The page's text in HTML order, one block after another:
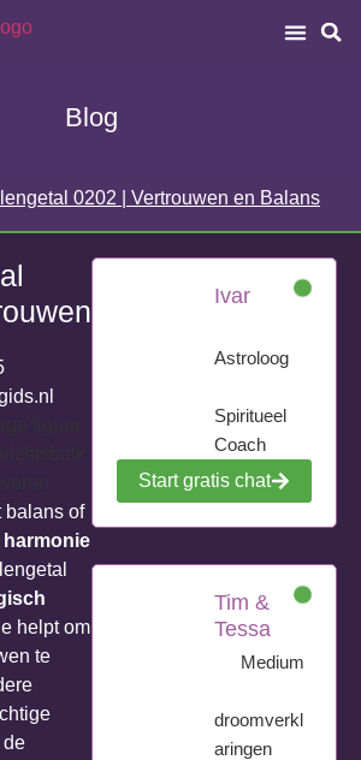
Blog
0202 | Vertrouwen en Balans
balans of
harmonie
helpt om
te
de
Ivar
Astroloog
Spiritueel
Coach
Start gratis chat
Tim &
Tessa
Medium
droomverkl
aringen